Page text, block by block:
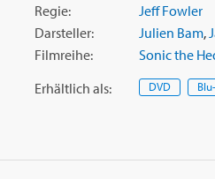
Regie:
Jeff Fowler
Darsteller:
Julien Bam,
Filmreihe:
Sonic the
Erhältlich als: DVD